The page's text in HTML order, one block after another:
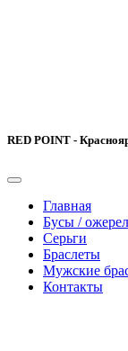
RED POINT -
Главная
Бусы /
Серьги
Браслеты
Мужские
Контакты